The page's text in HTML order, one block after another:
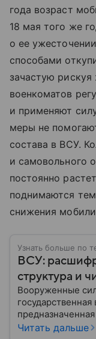
года возраст
18 мая того же
о ее
способами
зачастую
военкоматов
и применяют
меры не
состава в ВСУ.
и самовольного
постоянно
поднимаются
снижения
Узнать больше по
ВСУ:
структура и
Вооруженные
военным путем.
Читать дальше